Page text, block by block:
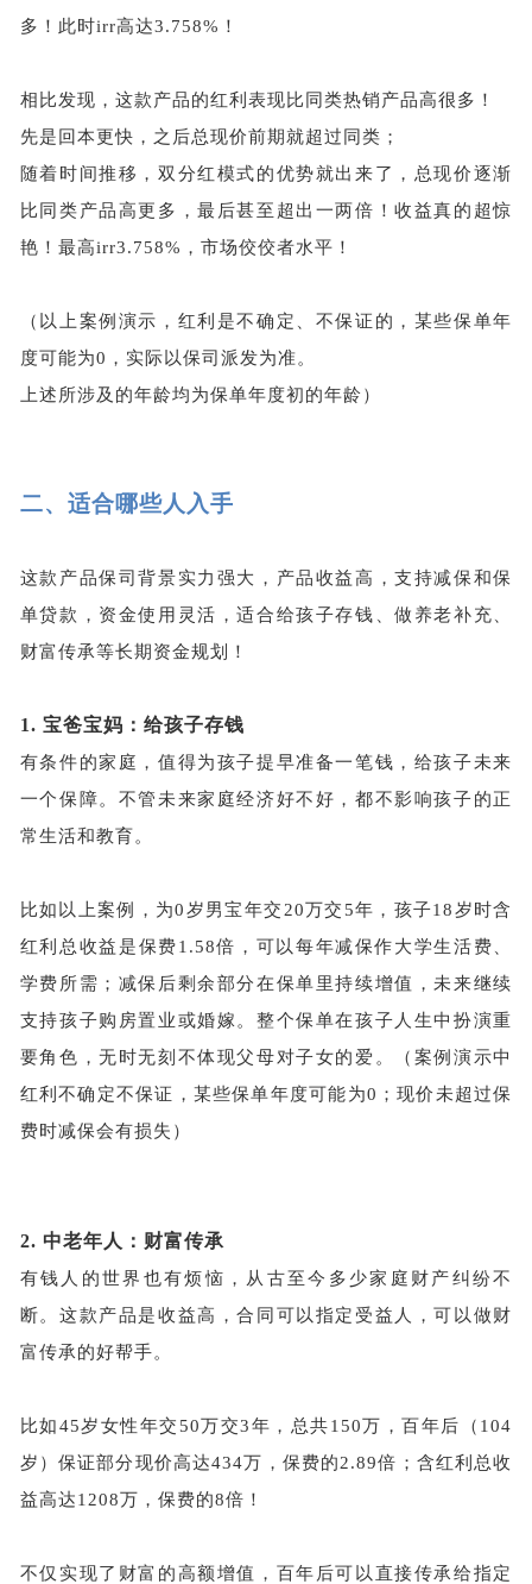
多！此时irr高达3.758%！
相比发现，这款产品的红利表现比同类热销产品高很多！
先是回本更快，之后总现价前期就超过同类；
随着时间推移，双分红模式的优势就出来了，总现价逐渐
比同类产品高更多，最后甚至超出一两倍！收益真的超惊
艳！最高irr3.758%，市场佼佼者水平！
（以上案例演示，红利是不确定、不保证的，某些保单年
度可能为0，实际以保司派发为准。
上述所涉及的年龄均为保单年度初的年龄）
二、 适合哪些人入手
这款产品保司背景实力强大，产品收益高，支持减保和保
单贷款，资金使用灵活，适合给孩子存钱、做养老补充、
财富传承等长期资金规划！
1. 宝爸宝妈：给孩子存钱
有条件的家庭，值得为孩子提早准备一笔钱，给孩子未来
一个保障。不管未来家庭经济好不好，都不影响孩子的正
常生活和教育。
比如以上案例，为0岁男宝年交20万交5年，孩子18岁时含
红利总收益是保费1.58倍，可以每年减保作大学生活费、
学费所需；减保后剩余部分在保单里持续增值，未来继续
支持孩子购房置业或婚嫁。整个保单在孩子人生中扮演重
要角色，无时无刻不体现父母对子女的爱。（案例演示中
红利不确定不保证，某些保单年度可能为0；现价未超过保
费时减保会有损失）
2. 中老年人：财富传承
有钱人的世界也有烦恼，从古至今多少家庭财产纠纷不
断。这款产品是收益高，合同可以指定受益人，可以做财
富传承的好帮手。
比如45岁女性年交50万交3年，总共150万，百年后（104
岁）保证部分现价高达434万，保费的2.89倍；含红利总收
益高达1208万，保费的8倍！
不仅实现了财富的高额增值，百年后可以直接传承给指定